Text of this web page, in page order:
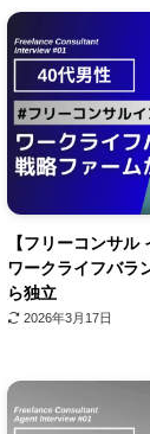
【フリーコンサル
ワークライフバラ
ら独立
2026年3月17日